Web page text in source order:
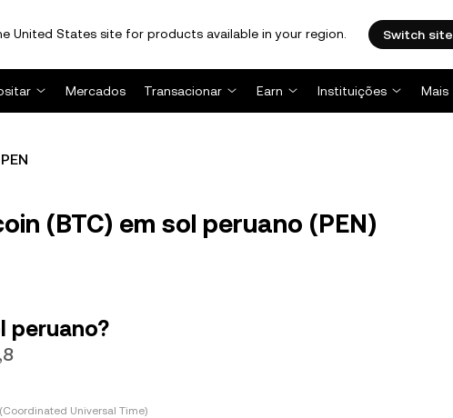
United States site for products available in your region. Switch site
Mercados Transacionar Earn Instituições Mais
(BTC) em sol peruano (PEN)
peruano?
Universal Time)